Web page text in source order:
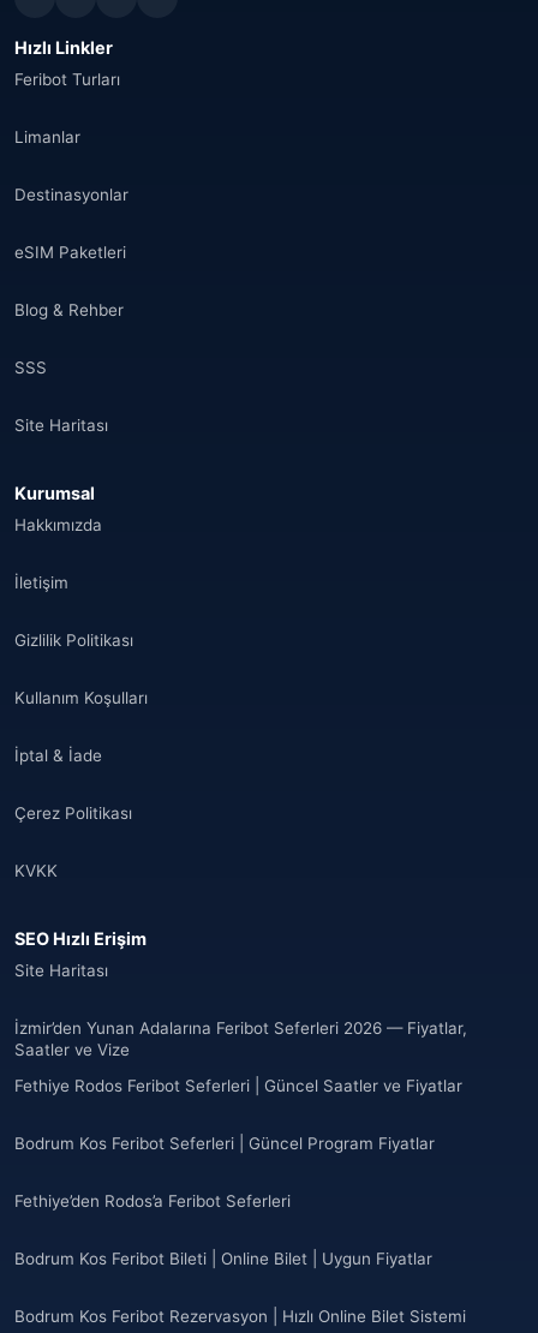
Hızlı Linkler
Feribot Turları
Limanlar
Destinasyonlar
eSIM Paketleri
Blog & Rehber
SSS
Site Haritası
Kurumsal
Hakkımızda
İletişim
Gizlilik Politikası
Kullanım Koşulları
İptal & İade
Çerez Politikası
KVKK
SEO Hızlı Erişim
Site Haritası
İzmir’den Yunan Adalarına Feribot Seferleri 2026 — Fiyatlar,
Saatler ve Vize
Fethiye Rodos Feribot Seferleri | Güncel Saatler ve Fiyatlar
Bodrum Kos Feribot Seferleri | Güncel Program Fiyatlar
Fethiye’den Rodos’a Feribot Seferleri
Bodrum Kos Feribot Bileti | Online Bilet | Uygun Fiyatlar
Bodrum Kos Feribot Rezervasyon | Hızlı Online Bilet Sistemi